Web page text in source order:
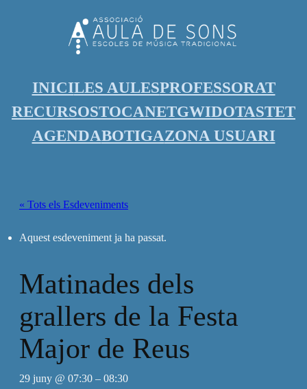
INICILES AULESPROFESSORAT
RECURSOSTOCANETGWIDOTASTET
AGENDABOTIGAZONA USUARI
« Tots els Esdeveniments
Aquest esdeveniment ja ha passat.
Matinades dels
grallers de la Festa
Major de Reus
29 juny @ 07:30 – 08:30